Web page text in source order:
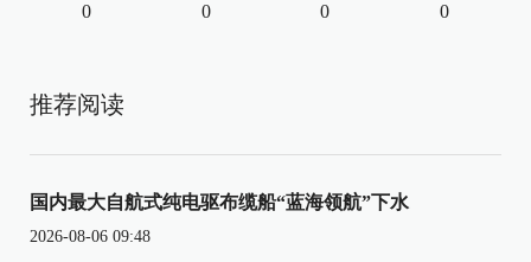
0 0 0 0
推荐阅读
国内最大自航式纯电驱布缆船“蓝海领航”下水
2026-08-06 09:48